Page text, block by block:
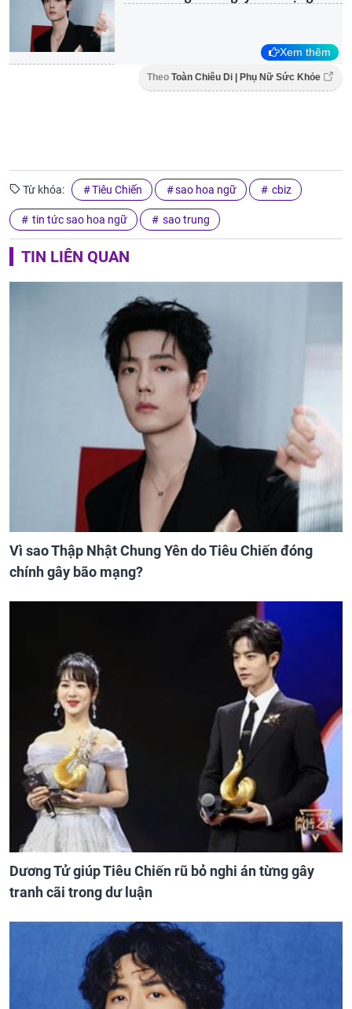
Xem thêm
Theo Toàn Chiêu Di | Phụ Nữ Sức Khỏe
Từ khóa: Tiêu Chiến sao hoa ngữ cbiz
tin tức sao hoa ngữ sao trung
TIN LIÊN QUAN
Vì sao Thập Nhật Chung Yên do Tiêu Chiến đóng
chính gây bão mạng?
Dương Tử giúp Tiêu Chiến rũ bỏ nghi án từng gây
tranh cãi trong dư luận